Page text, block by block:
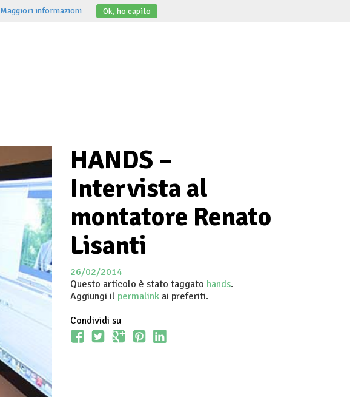
HANDS –
Intervista al
montatore Renato
Lisanti
26/02/2014
Questo articolo è stato taggato hands.
Aggiungi il permalink ai preferiti.
Condividi su
Maggiori informazioni Ok, ho capito